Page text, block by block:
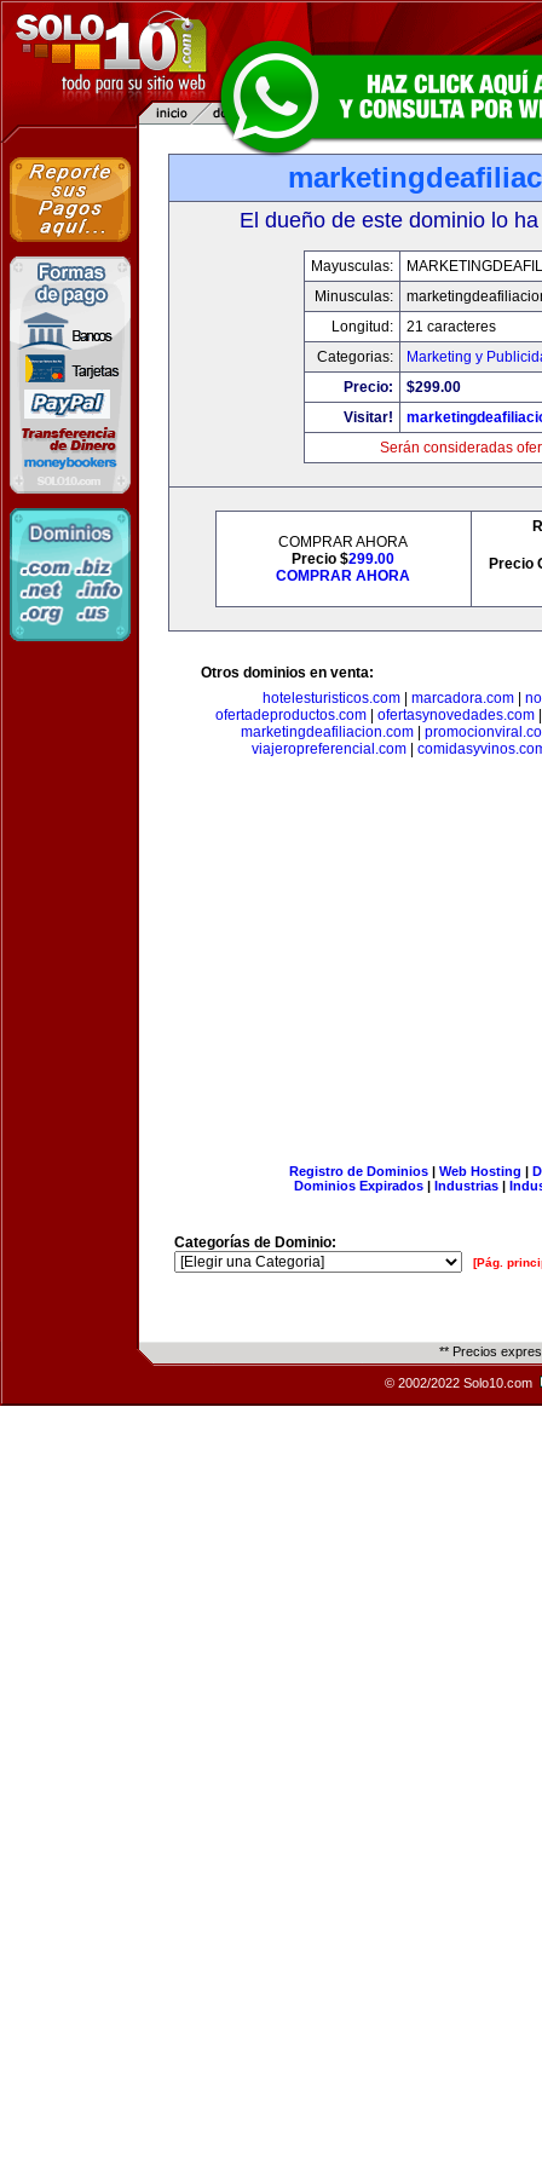
El dueño de este dominio lo
Mayusculas:
Minusculas:
Longitud:
21 caracteres
Categorias:
Marketing y
Precio:
$299.00
Visitar!
Serán consideradas
COMPRAR AHORA
Precio $299.00
COMPRAR AHORA
Precio
Otros dominios en venta:
hotelesturisticos.com
marcadora.com
ofertadeproductos.com| ofertasynovedades.com
marketingdeafiliacion.com|
viajeropreferencial.com
Registro de Dominios| Web Hosting |
Dominios Expirados | Industrias |
Categorías de Dominio:
[Pág.
** Precios
© 2002/2022 Solo10.com